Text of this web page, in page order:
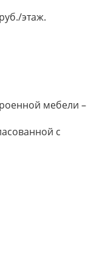
этаж.
мебели –
с